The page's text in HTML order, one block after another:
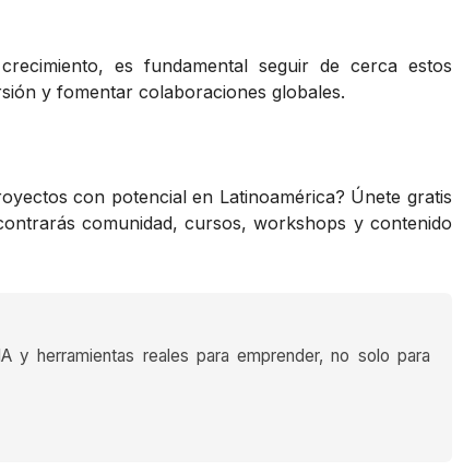
es fundamental seguir de cerca estos
y fomentar colaboraciones globales.
con potencial en Latinoamérica? Únete gratis
comunidad, cursos, workshops y contenido
y herramientas reales para emprender, no solo para